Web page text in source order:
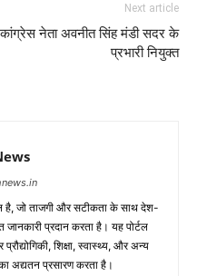
Next article
कांग्रेस नेता अवनीत सिंह मंडी सदर के
प्रभारी नियुक्त
है, जो ताजगी और सटीकता के साथ देश-
प्रदान करता है। यह पोर्टल
शिक्षा, स्वास्थ्य, और अन्य
अद्यतन प्रसारण करता है।